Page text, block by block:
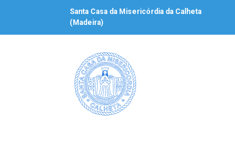
Santa Casa da Misericórdia da Calheta
(Madeira)